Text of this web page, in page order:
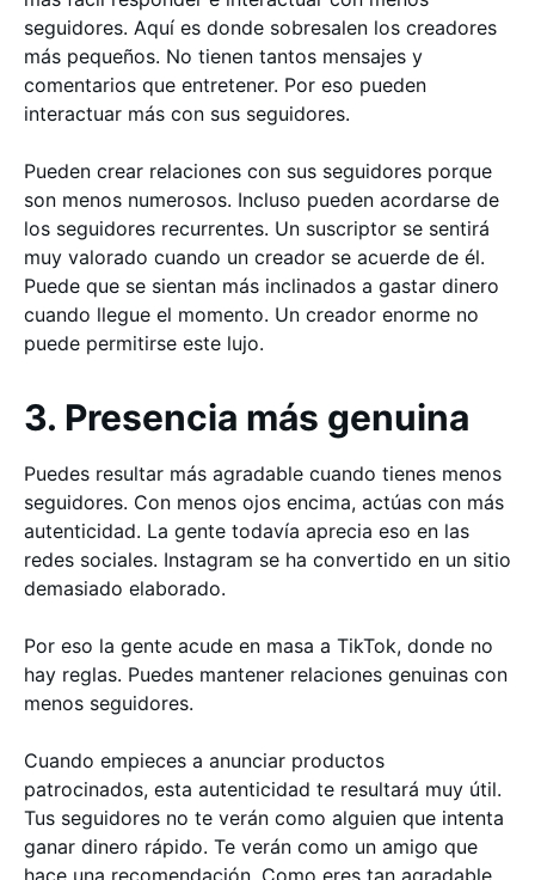
seguidores. Aquí es donde sobresalen los creadores
más pequeños. No tienen tantos mensajes y
comentarios que entretener. Por eso pueden
interactuar más con sus seguidores.
Pueden crear relaciones con sus seguidores porque
son menos numerosos. Incluso pueden acordarse de
los seguidores recurrentes. Un suscriptor se sentirá
muy valorado cuando un creador se acuerde de él.
Puede que se sientan más inclinados a gastar dinero
cuando llegue el momento. Un creador enorme no
puede permitirse este lujo.
3. Presencia más genuina
Puedes resultar más agradable cuando tienes menos
seguidores. Con menos ojos encima, actúas con más
autenticidad. La gente todavía aprecia eso en las
redes sociales. Instagram se ha convertido en un sitio
demasiado elaborado.
Por eso la gente acude en masa a TikTok, donde no
hay reglas. Puedes mantener relaciones genuinas con
menos seguidores.
Cuando empieces a anunciar productos
patrocinados, esta autenticidad te resultará muy útil.
Tus seguidores no te verán como alguien que intenta
ganar dinero rápido. Te verán como un amigo que
hace una recomendación. Como eres tan agradable,